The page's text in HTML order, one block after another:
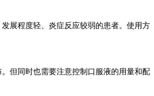
展程度轻、炎症反应较弱的患者。使用方
但同时也需要注意控制口服液的用量和配